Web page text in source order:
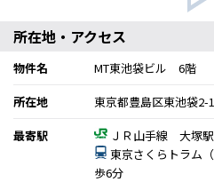
所在地・アクセス
物件名
MT東池袋ビル 6階
所在地
東京都豊島区東池袋2-
最寄駅
ＪＲ山手線 大塚
東京さくらトラム
歩6分